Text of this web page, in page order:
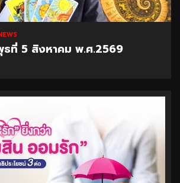
ธที่ 5 สิงหาคม พ.ศ.2569